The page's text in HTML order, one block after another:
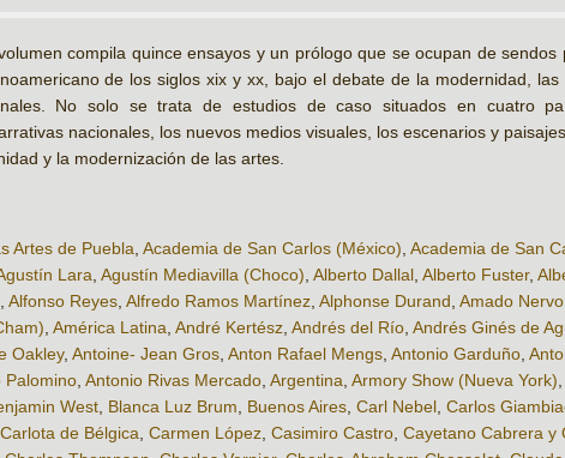
compila quince ensayos y un prólogo que se ocupan de
de los siglos xix y xx, bajo el debate de la modernidad,
No solo se trata de estudios de caso situados en cuatro
nacionales, los nuevos medios visuales, los escenarios y
y la modernización de las artes.
Artes de Puebla, Academia de San Carlos (México), Academia de San
Lara, Agustín Mediavilla (Choco), Alberto Dallal, Alberto Fuster,
, Alfonso Reyes, Alfredo Ramos Martínez, Alphonse Durand, Amado Nervo
, América Latina, André Kertész, Andrés del Río, Andrés Ginés de
Oakley, Antoine- Jean Gros, Anton Rafael Mengs, Antonio Garduño,
Palomino, Antonio Rivas Mercado, Argentina, Armory Show (Nueva York),
West, Blanca Luz Brum, Buenos Aires, Carl Nebel, Carlos
Carlota de Bélgica, Carmen López, Casimiro Castro, Cayetano Cabrera y